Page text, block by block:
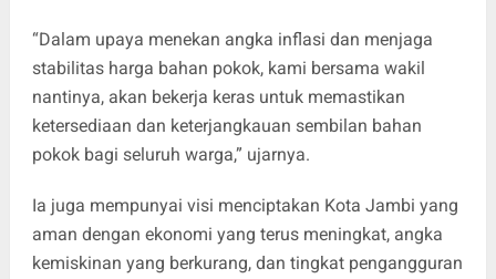
“Dalam upaya menekan angka inflasi dan menjaga
stabilitas harga bahan pokok, kami bersama wakil
nantinya, akan bekerja keras untuk memastikan
ketersediaan dan keterjangkauan sembilan bahan
pokok bagi seluruh warga,” ujarnya.
Ia juga mempunyai visi menciptakan Kota Jambi yang
aman dengan ekonomi yang terus meningkat, angka
kemiskinan yang berkurang, dan tingkat pengangguran